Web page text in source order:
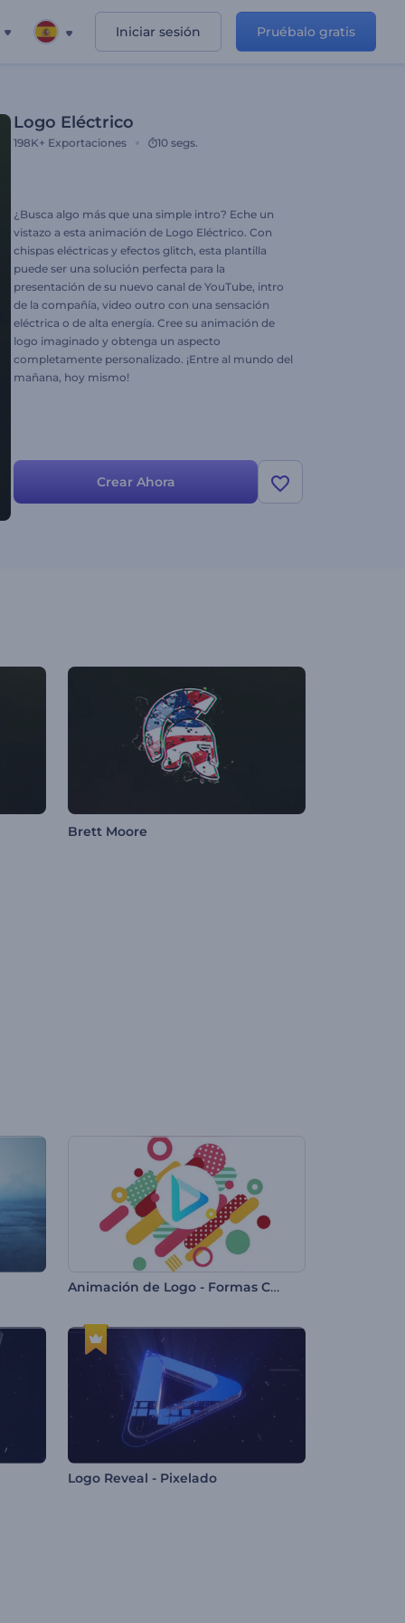
Iniciar sesión Pruébalo gratis
Logo Eléctrico
198K+ Exportaciones 10 segs.
¿Busca algo más que una simple intro? Eche un
vistazo a esta animación de Logo Eléctrico. Con
chispas eléctricas y efectos glitch, esta plantilla
puede ser una solución perfecta para la
presentación de su nuevo canal de YouTube, intro
de la compañía, video outro con una sensación
eléctrica o de alta energía. Cree su animación de
logo imaginado y obtenga un aspecto
completamente personalizado. ¡Entre al mundo del
mañana, hoy mismo!
Crear Ahora
Brett Moore
Animación de Logo - Formas Coloridas
Logo Reveal - Pixelado